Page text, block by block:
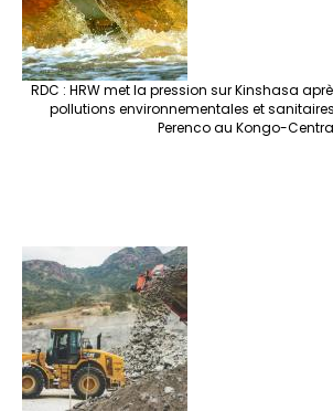
RDC : HRW met la pression sur Kinshasa
pollutions environnementales et
Perenco au Kongo-